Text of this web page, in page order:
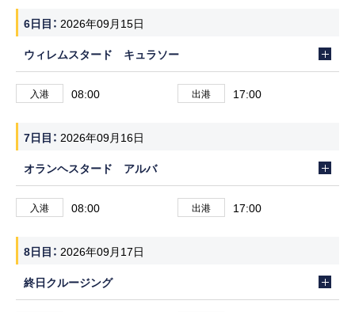
6日目
2026年09月15日
ウィレムスタード キュラソー
入港 08:00 出港 17:00
7日目
2026年09月16日
オランヘスタード アルバ
入港 08:00 出港 17:00
8日目
2026年09月17日
終日クルージング